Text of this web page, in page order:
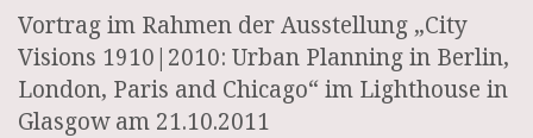
Vortrag im Rahmen der Ausstellung „City
Visions 1910|2010: Urban Planning in Berlin,
London, Paris and Chicago“ im Lighthouse in
Glasgow am 21.10.2011